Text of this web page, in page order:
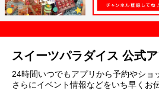
スイーツパラダイス 公式
24時間いつでもアプリから予約やショ
さらにイベント情報などをいち早くお